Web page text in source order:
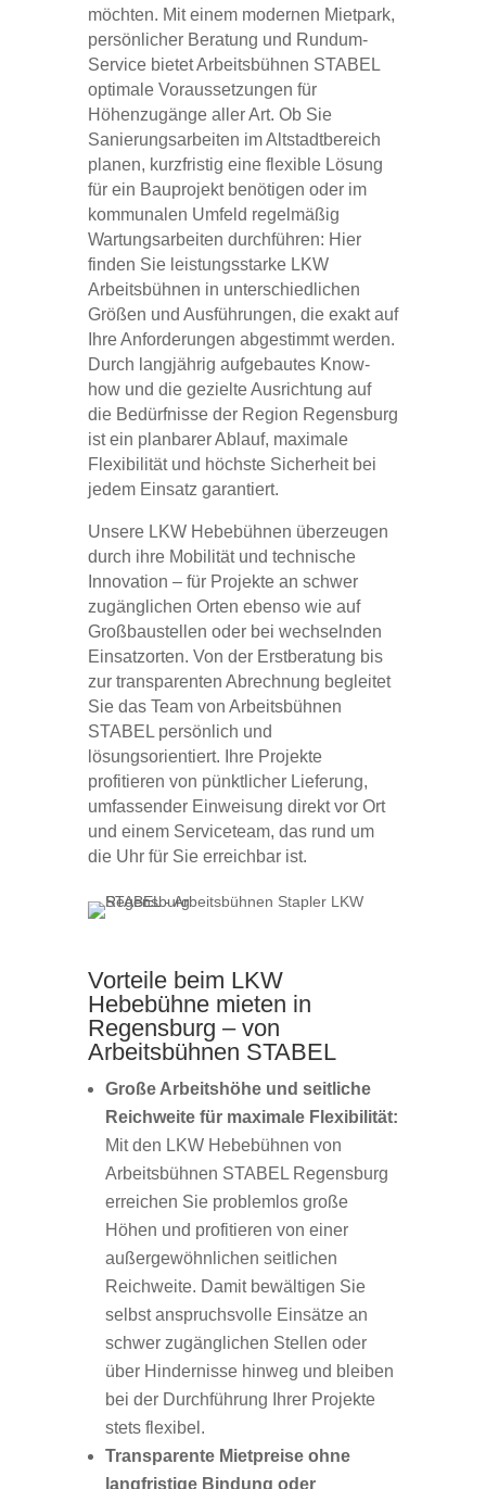
möchten. Mit einem modernen Mietpark,
persönlicher Beratung und Rundum-
Service bietet Arbeitsbühnen STABEL
optimale Voraussetzungen für
Höhenzugänge aller Art. Ob Sie
Sanierungsarbeiten im Altstadtbereich
planen, kurzfristig eine flexible Lösung
für ein Bauprojekt benötigen oder im
kommunalen Umfeld regelmäßig
Wartungsarbeiten durchführen: Hier
finden Sie leistungsstarke LKW
Arbeitsbühnen in unterschiedlichen
Größen und Ausführungen, die exakt auf
Ihre Anforderungen abgestimmt werden.
Durch langjährig aufgebautes Know-
how und die gezielte Ausrichtung auf
die Bedürfnisse der Region Regensburg
ist ein planbarer Ablauf, maximale
Flexibilität und höchste Sicherheit bei
jedem Einsatz garantiert.
Unsere LKW Hebebühnen überzeugen
durch ihre Mobilität und technische
Innovation – für Projekte an schwer
zugänglichen Orten ebenso wie auf
Großbaustellen oder bei wechselnden
Einsatzorten. Von der Erstberatung bis
zur transparenten Abrechnung begleitet
Sie das Team von Arbeitsbühnen
STABEL persönlich und
lösungsorientiert. Ihre Projekte
profitieren von pünktlicher Lieferung,
umfassender Einweisung direkt vor Ort
und einem Serviceteam, das rund um
die Uhr für Sie erreichbar ist.
Vorteile beim LKW
Hebebühne mieten in
Regensburg – von
Arbeitsbühnen STABEL
Große Arbeitshöhe und seitliche
Reichweite für maximale Flexibilität:
Mit den LKW Hebebühnen von
Arbeitsbühnen STABEL Regensburg
erreichen Sie problemlos große
Höhen und profitieren von einer
außergewöhnlichen seitlichen
Reichweite. Damit bewältigen Sie
selbst anspruchsvolle Einsätze an
schwer zugänglichen Stellen oder
über Hindernisse hinweg und bleiben
bei der Durchführung Ihrer Projekte
stets flexibel.
Transparente Mietpreise ohne
langfristige Bindung oder